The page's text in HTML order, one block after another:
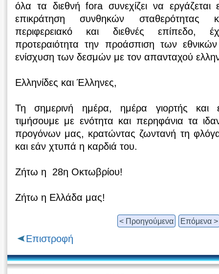
όλα τα διεθνή fora συνεχίζει να εργάζεται
επικράτηση συνθηκών σταθερότητας
περιφερειακό και διεθνές επίπεδο,
προτεραιότητα την προάσπιση των
ενίσχυση των δεσμών με τον απανταχού
Ελληνίδες και Έλληνες,
Τη σημερινή ημέρα, ημέρα γιορτής και
τιμήσουμε με ενότητα και περηφάνια τα
προγόνων μας, κρατώντας ζωντανή τη
και εάν χτυπά η καρδιά του.
Ζήτω η 28η Οκτωβρίου!
Ζήτω η Ελλάδα μας!
< Προηγούμενα Επόμενα >
Επιστροφή